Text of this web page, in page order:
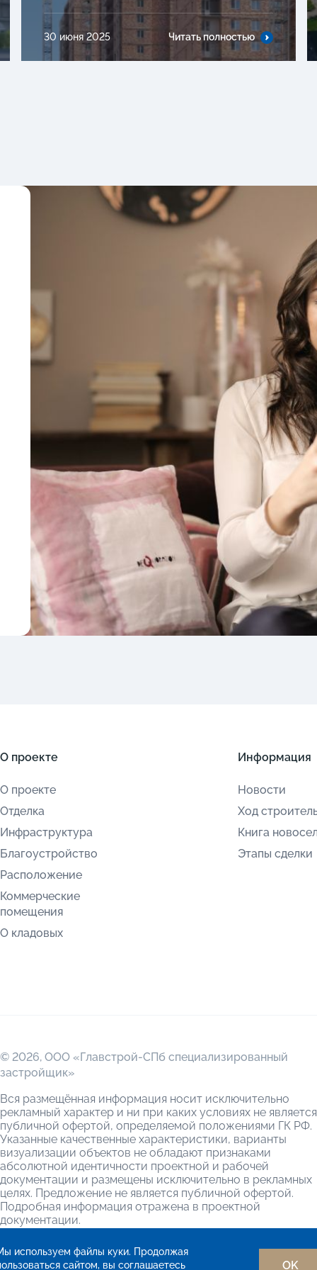
30 июня 2025 Читать полностью
О проекте
О проекте
Отделка
Инфраструктура
Благоустройство
Расположение
Коммерческие
помещения
О кладовых
Информация
Новости
Ход
Книга
Этапы сделки
© 2026, ООО «Главстрой-СПб специализированный
застройщик»
Вся размещённая информация носит исключительно
рекламный характер и ни при каких условиях не является
публичной офертой, определяемой положениями ГК РФ.
Указанные качественные характеристики, варианты
визуализации объектов не обладают признаками
абсолютной идентичности проектной и рабочей
документации и размещены исключительно в рекламных
целях. Предложение не является публичной офертой.
Подробная информация отражена в проектной
документации.
Политика обработки персональных данных
используем файлы куки. Продолжая
сайтом, вы соглашаетесь
OK